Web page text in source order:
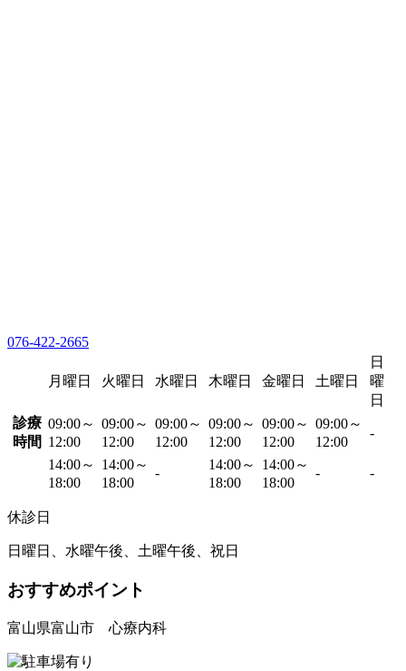
076-422-2665
月曜日 火曜日 水曜日 木曜日 金曜日 土曜日
日
曜
日
診療
時間
09:00～
12:00
09:00～
12:00
09:00～
12:00
09:00～
12:00
09:00～
12:00
09:00～
12:00
-
14:00～
18:00
14:00～
18:00
-
14:00～
18:00
14:00～
18:00
- -
休診日
日曜日、水曜午後、土曜午後、祝日
おすすめポイント
富山県富山市 心療内科